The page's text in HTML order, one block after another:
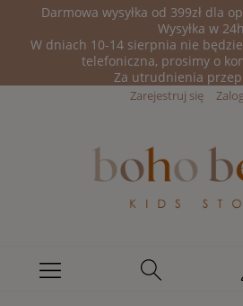
Darmowa wysyłka od 399zł dla
Wysyłka w 24h
W dniach 10-14 sierpnia nie
telefoniczna, prosimy o
Za utrudnienia
Zarejestruj się